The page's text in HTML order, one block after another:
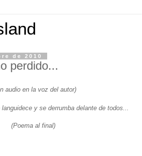
de 2010
perdido...
audio en la voz del autor)
y se derrumba delante de todos...
(Poema al final)